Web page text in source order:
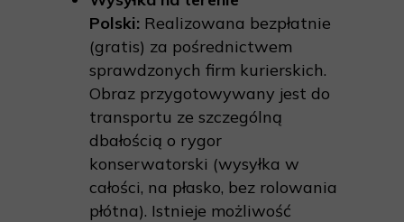
Polski: Realizowana bezpłatnie
(gratis) za pośrednictwem
sprawdzonych firm kurierskich.
Obraz przygotowywany jest do
transportu ze szczególną
dbałością o rygor
konserwatorski (wysyłka w
całości, na płasko, bez rolowania
płótna). Istnieje możliwość